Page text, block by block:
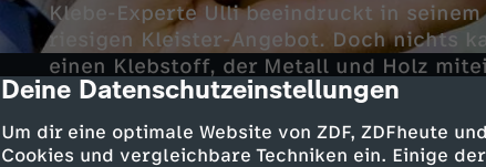
cmp-dialog-description
Deine Datenschutzeinstellungen
Um dir eine optimale Website von ZDF, ZDFheute
Cookies und vergleichbare Techniken ein. Einige
Klebe-Experte Ulli beeindruckt in
riesigen Kleister-Angebot. Doch nichts
einen Klebstoff, der Metall und Holz
der ganzen Kleisterei schon schwindelig.